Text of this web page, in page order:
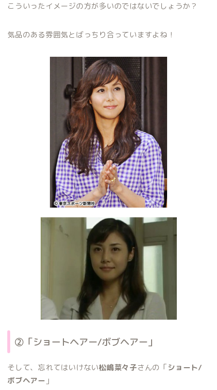
こういったイメージの方が多いのではないでしょうか？
気品のある雰囲気とばっちり合っていますよね！
②「ショートヘアー/ボブヘアー」
そして、忘れてはいけない松嶋菜々子さんの「ショート/
ボブヘアー 」